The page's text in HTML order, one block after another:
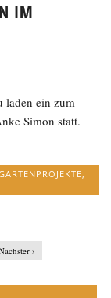
IM
laden ein zum
Simon statt.
,
›